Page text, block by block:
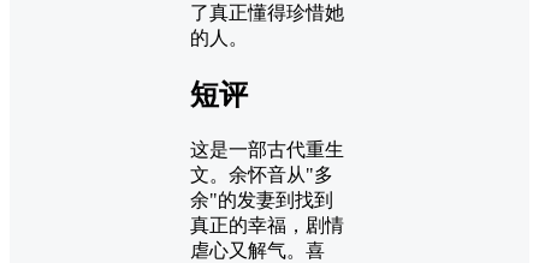
了真正懂得珍惜她
的人。
短评
这是一部古代重生
文。余怀音从"多
余"的发妻到找到
真正的幸福，剧情
虐心又解气。喜